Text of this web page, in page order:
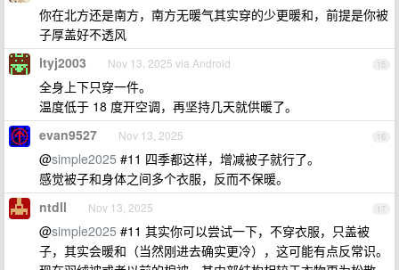
你在北方还是南方，南方无暖气其实穿的少更暖和，前提是你被
子厚盖好不透风
15
ltyj2003 Nov 13, 2025 via Android
全身上下只穿一件。
温度低于 18 度开空调，再坚持几天就供暖了。
16
evan9527 Nov 13, 2025
@simple2025 #11 四季都这样，增减被子就行了。
感觉被子和身体之间多个衣服，反而不保暖。
17
ntdll Nov 13, 2025
@simple2025 #11 其实你可以尝试一下，不穿衣服，只盖被
子，其实会暖和（当然刚进去确实更冷），这可能有点反常识。